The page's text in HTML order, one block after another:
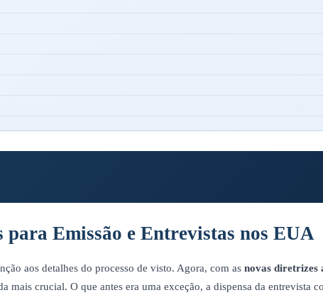
Emissão e Entrevistas nos EUA
aos detalhes do processo de visto. Agora, com as novas diretrizes
mais crucial. O que antes era uma exceção, a dispensa da entrevista